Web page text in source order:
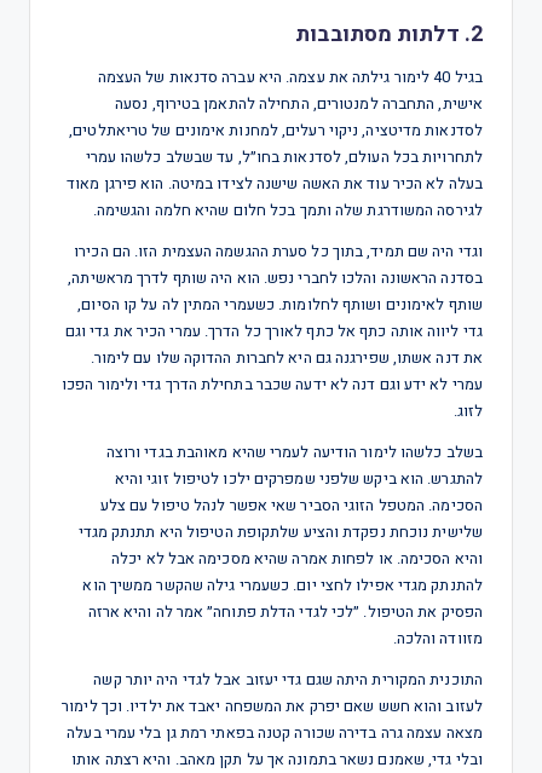
2. דלתות מסתובבות
בגיל 40 לימור גילתה את עצמה. היא עברה סדנאות של העצמה
אישית, התחברה למנטורים, התחילה להתאמן בטירוף, נסעה
לסדנאות מדיטציה, ניקוי רעלים, למחנות אימונים של טריאתלטים,
לתחרויות בכל העולם, לסדנאות בחו״ל, עד שבשלב כלשהו עמרי
בעלה לא הכיר עוד את האשה שישנה לצידו במיטה. הוא פירגן מאוד
לגירסה המשודרגת שלה ותמך בכל חלום שהיא חלמה והגשימה.
וגדי היה שם תמיד, בתוך כל סערת ההגשמה העצמית הזו. הם הכירו
בסדנה הראשונה והלכו לחברי נפש. הוא היה שותף לדרך מראשיתה,
שותף לאימונים ושותף לחלומות. כשעמרי המתין לה על קו הסיום,
גדי ליווה אותה כתף אל כתף לאורך כל הדרך. עמרי הכיר את גדי וגם
את דנה אשתו, שפירגנה גם היא לחברות ההדוקה שלו עם לימור.
עמרי לא ידע וגם דנה לא ידעה שכבר בתחילת הדרך גדי ולימור הפכו
לזוג.
בשלב כלשהו לימור הודיעה לעמרי שהיא מאוהבת בגדי ורוצה
להתגרש. הוא ביקש שלפני שמפרקים ילכו לטיפול זוגי והיא
הסכימה. המטפל הזוגי הסביר שאי אפשר לנהל טיפול עם צלע
שלישית נוכחת נפקדת והציע שלתקופת הטיפול היא תתנתק מגדי
והיא הסכימה. או לפחות אמרה שהיא מסכימה אבל לא יכלה
להתנתק מגדי אפילו לחצי יום. כשעמרי גילה שהקשר ממשיך הוא
הפסיק את הטיפול. ״לכי לגדי הדלת פתוחה״ אמר לה והיא ארזה
מזוודה והלכה.
התוכנית המקורית היתה שגם גדי יעזוב אבל לגדי היה יותר קשה
לעזוב והוא חשש שאם יפרק את המשפחה יאבד את ילדיו. וכך לימור
מצאה עצמה גרה בדירה שכורה קטנה בפאתי רמת גן בלי עמרי בעלה
ובלי גדי, שאמנם נשאר בתמונה אך על תקן מאהב. והיא רצתה אותו